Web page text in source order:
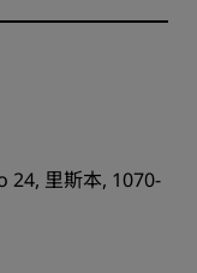
24, 里斯本, 1070-